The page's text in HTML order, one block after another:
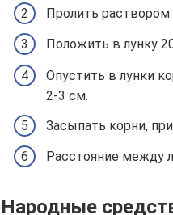
Пролить
Положить в лунку
Опустить в лунки
2-3 см.
Засыпать корни,
Расстояние между
Народные